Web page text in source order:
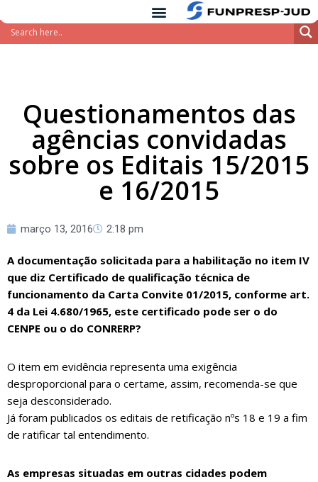
Pular
Questionamentos das
agências convidadas
sobre os Editais 15/2015
e 16/2015
março 13, 2016 2:18 pm
A documentação solicitada para a habilitação no item IV
que diz Certificado de qualificação técnica de
funcionamento da Carta Convite 01/2015, conforme art.
4 da Lei 4.680/1965, este certificado pode ser o do
CENPE ou o do CONRERP?
O item em evidência representa uma exigência
desproporcional para o certame, assim, recomenda-se que
seja desconsiderado.
Já foram publicados os editais de retificação nºs 18 e 19 a fim
de ratificar tal entendimento.
As empresas situadas em outras cidades podem